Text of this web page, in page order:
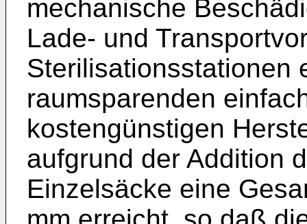
mechanische
Lade- und
Sterilisationsstationen
raumsparenden
kostengünstigen
aufgrund der Addition
Einzelsäcke eine